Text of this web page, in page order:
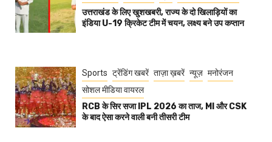
उत्तराखंड के लिए खुशखबरी, राज्य के दो खिलाड़ियों का
इंडिया U-19 क्रिकेट टीम में चयन, लक्ष्य बने उप कप्तान
Sports ट्रेंडिंग खबरें ताज़ा ख़बरें न्यूज़ मनोरंजन
सोशल मीडिया वायरल
RCB के सिर सजा IPL 2026 का ताज, MI और CSK
के बाद ऐसा करने वाली बनी तीसरी टीम